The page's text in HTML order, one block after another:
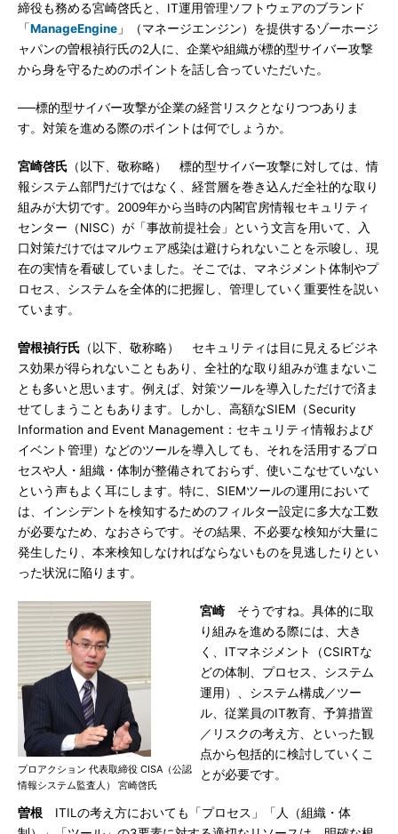
締役も務める宮崎啓氏と、IT運用管理ソフトウェアのブランド
「ManageEngine 」（マネージエンジン）を提供するゾーホージ
ャパンの曽根禎行氏の2人に、企業や組織が標的型サイバー攻撃
から身を守るためのポイントを話し合っていただいた。
──標的型サイバー攻撃が企業の経営リスクとなりつつありま
す。対策を進める際のポイントは何でしょうか。
宮崎啓氏 （以下、敬称略） 標的型サイバー攻撃に対しては、情
報システム部門だけではなく、経営層を巻き込んだ全社的な取り
組みが大切です。2009年から当時の内閣官房情報セキュリティ
センター（NISC）が「事故前提社会」という文言を用いて、入
口対策だけではマルウェア感染は避けられないことを示唆し、現
在の実情を看破していました。そこでは、マネジメント体制やプ
ロセス、システムを全体的に把握し、管理していく重要性を説い
ています。
曽根禎行氏 （以下、敬称略） セキュリティは目に見えるビジネ
ス効果が得られないこともあり、全社的な取り組みが進まないこ
とも多いと思います。例えば、対策ツールを導入しただけで済ま
せてしまうこともあります。しかし、高額なSIEM（Security
Information and Event Management：セキュリティ情報および
イベント管理）などのツールを導入しても、それを活用するプロ
セスや人・組織・体制が整備されておらず、使いこなせていない
という声もよく耳にします。特に、SIEMツールの運用において
は、インシデントを検知するためのフィルター設定に多大な工数
が必要なため、なおさらです。その結果、不必要な検知が大量に
発生したり、本来検知しなければならないものを見逃したりとい
った状況に陥ります。
プロアクション 代表取締役 CISA（公認
情報システム監査人） 宮崎啓氏
宮崎 そうですね。具体的に取
り組みを進める際には、大き
く、ITマネジメント（CSIRTな
どの体制、プロセス、システム
運用）、システム構成／ツー
ル、従業員のIT教育、予算措置
／リスクの考え方、といった観
点から包括的に検討していくこ
とが必要です。
曽根 ITILの考え方においても「プロセス」「人（組織・体